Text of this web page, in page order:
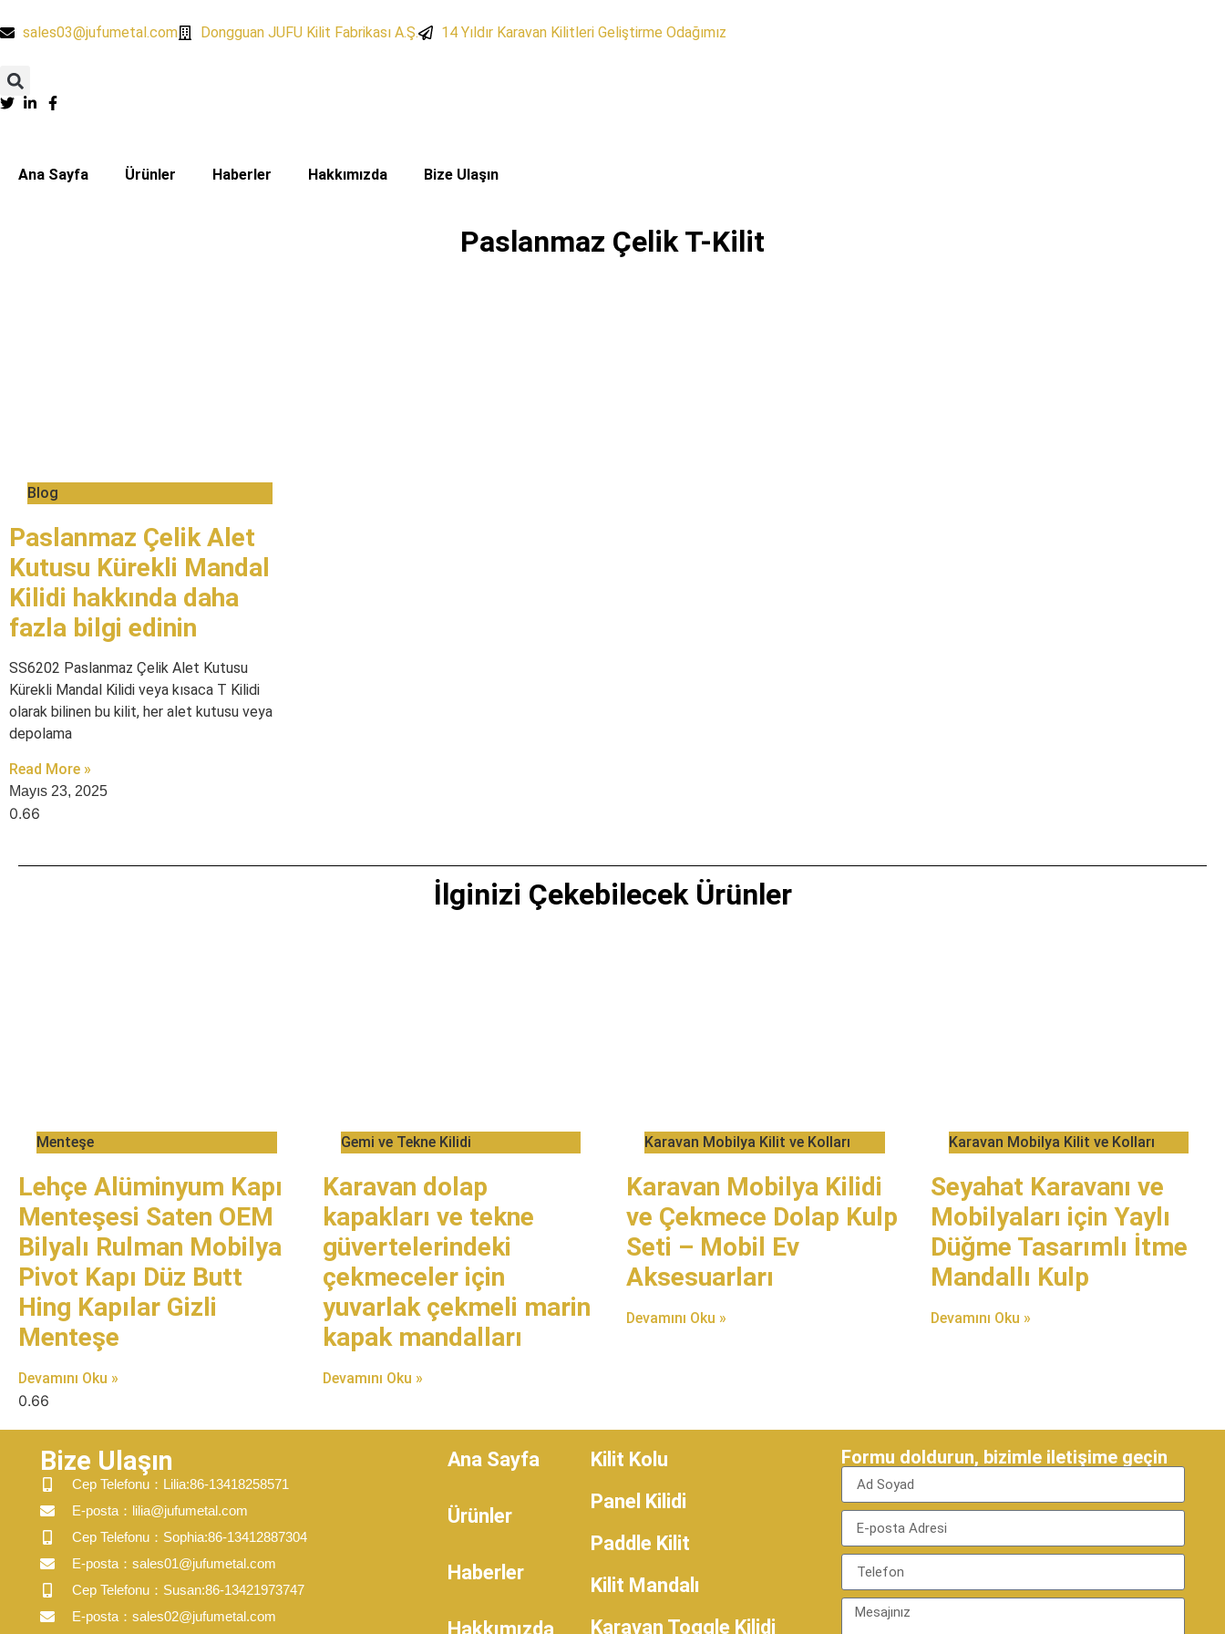
sales03@jufumetal.com ​Dongguan JUFU Kilit Fabrikası A.Ş. ​14 Yıldır Karavan Kilitleri Geliştirme Odağımız
Ana Sayfa ​Ürünler ​Haberler ​Hakkımızda Bize Ulaşın
Paslanmaz Çelik T-Kilit
Blog
Paslanmaz Çelik Alet
Kutusu Kürekli Mandal
Kilidi hakkında daha
fazla bilgi edinin
SS6202 Paslanmaz Çelik Alet Kutusu
Kürekli Mandal Kilidi veya kısaca T Kilidi
olarak bilinen bu kilit, her alet kutusu veya
depolama
Read More »
Mayıs 23, 2025
İlginizi Çekebilecek Ürünler
Menteşe​
​​​​​Lehçe Alüminyum Kapı
Menteşesi Saten OEM
Bilyalı Rulman Mobilya
Pivot Kapı Düz Butt
Hing Kapılar Gizli
Menteşe
Devamını Oku »
​Gemi ve Tekne Kilidi​
Karavan dolap
kapakları ve tekne
güvertelerindeki
çekmeceler için
yuvarlak çekmeli marin
kapak mandalları
Devamını Oku »
​Karavan Mobilya Kilit ve Kolları
​​Karavan Mobilya Kilidi
ve Çekmece Dolap Kulp
Seti – Mobil Ev
Aksesuarları​​
Devamını Oku »
​Karavan Mobilya Kilit ve Kolları
Seyahat Karavanı ve
Mobilyaları için Yaylı
Düğme Tasarımlı İtme
Mandallı Kulp
Devamını Oku »
Bize Ulaşın
​Cep Telefonu：Lilia:86-13418258571
​E-posta​：lilia@jufumetal.com
​Cep Telefonu：Sophia:86-13412887304
​E-posta​：sales01@jufumetal.com
​Cep Telefonu：Susan:86-13421973747
​E-posta​：sales02@jufumetal.com
Ana Sayfa
​Ürünler
​Haberler
​Hakkımızda
​Kilit Kolu
​Panel Kilidi
​Paddle Kilit
Kilit Mandalı​
Karavan Toggle Kilidi​
Formu doldurun, bizimle iletişime geçin